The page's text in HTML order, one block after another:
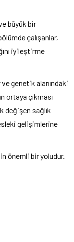
büyük bir
çalışanlar,
iyileştirme
genetik alanındaki
ortaya çıkması
değişen sağlık
gelişimlerine
önemli bir yoludur.